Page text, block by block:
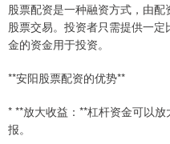
股票配资是一种融资方式，由
股票交易。投资者只需提供一
金的资金用于投资。
**安阳股票配资的优势**
* **放大收益：**杠杆资金可以
报。